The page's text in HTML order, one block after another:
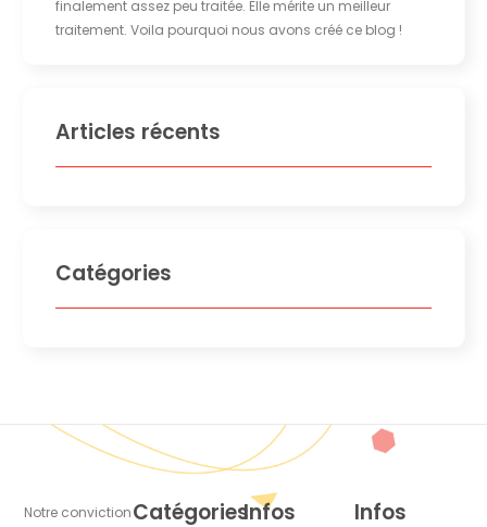
finalement assez peu traitée. Elle mérite un meilleur
traitement. Voila pourquoi nous avons créé ce blog !
Articles récents
Catégories
Notre convictionCatégoriesInfos
Infos